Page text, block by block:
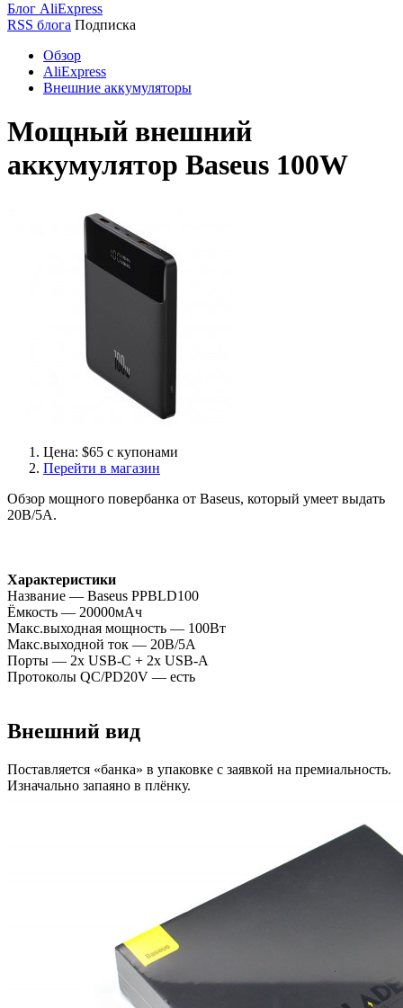
Блог AliExpress
RSS блога Подписка
Обзор
AliExpress
Внешние аккумуляторы
Мощный внешний
аккумулятор Baseus 100W
Цена: $65 с купонами
Перейти в магазин
Обзор мощного повербанка от Baseus, который умеет выдать
20В/5А.
Характеристики
Название — Baseus PPBLD100
Ёмкость — 20000мАч
Макс.выходная мощность — 100Вт
Макс.выходной ток — 20В/5А
Порты — 2х USB-C + 2x USB-A
Протоколы QC/PD20V — есть
Внешний вид
Поставляется «банка» в упаковке с заявкой на премиальность.
Изначально запаяно в плёнку.